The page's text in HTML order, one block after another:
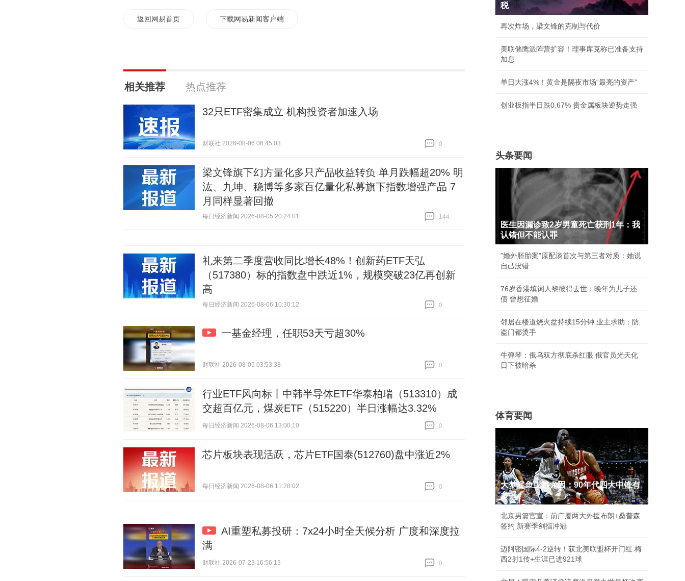
返回网易首页 下载网易新闻客户端
相关推荐 热点推荐
32只ETF密集成立 机构投资者加速入场
财联社 2026-08-06 06:45:03
0
梁文锋旗下幻方量化多只产品收益转负 单月跌幅超20% 明
汯、九坤、稳博等多家百亿量化私募旗下指数增强产品 7
月同样显著回撤
每日经济新闻 2026-08-05 20:24:01
144
礼来第二季度营收同比增长48%！创新药ETF天弘
（517380）标的指数盘中跌近1%，规模突破23亿再创新
高
每日经济新闻 2026-08-06 10:30:12
0
一基金经理，任职53天亏超30%
财联社 2026-08-05 03:53:38
0
行业ETF风向标丨中韩半导体ETF华泰柏瑞（513310）成
交超百亿元，煤炭ETF（515220）半日涨幅达3.32%
每日经济新闻 2026-08-06 13:00:10
0
芯片板块表现活跃，芯片ETF国泰(512760)盘中涨近2%
每日经济新闻 2026-08-06 11:28:02
0
AI重塑私募投研：7x24小时全天候分析 广度和深度拉
满
财联社 2026-07-23 16:56:13
0
税
再次炸场，梁文锋的克制与代价
美联储鹰派阵营扩容！理事库克称已准备支持
加息
单日大涨4%！黄金是隔夜市场“最亮的资产”
创业板指半日跌0.67% 贵金属板块逆势走强
头条要闻
医生因漏诊致2岁男童死亡获刑1年：我
认错但不能认罪
"婚外胚胎案"原配谈首次与第三者对质：她说
自己没错
76岁香港填词人黎彼得去世：晚年为儿子还
债 曾想征婚
邻居在楼道烧火盆持续15分钟 业主求助：防
盗门都烫手
牛弹琴：俄乌双方彻底杀红眼 俄官员光天化
日下被暗杀
体育要闻
大梦鲨鱼上将尤因：90年代四大中锋有
多强
北京男篮官宣：前广厦两大外援布朗+桑普森
签约 新赛季剑指冲冠
迈阿密国际4-2逆转！获北美联盟杯开门红 梅
西2射1传+生涯已进921球